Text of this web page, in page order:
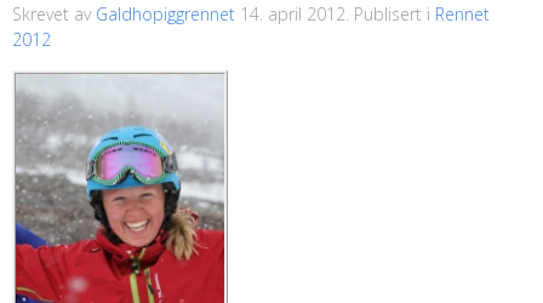
Skrevet av Galdhopiggrennet 14. april 2012 . Publisert i Rennet
2012